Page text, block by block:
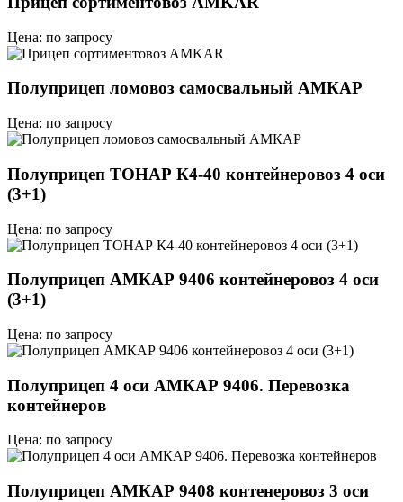
Цена: по запросу
Полуприцеп ломовоз самосвальный АМКАР
Цена: по запросу
Полуприцеп ТОНАР К4-40 контейнеровоз 4 оси
(3+1)
Цена: по запросу
Полуприцеп АМКАР 9406 контейнеровоз 4 оси
(3+1)
Цена: по запросу
Полуприцеп 4 оси АМКАР 9406. Перевозка
контейнеров
Цена: по запросу
Полуприцеп АМКАР 9408 контенеровоз 3 оси